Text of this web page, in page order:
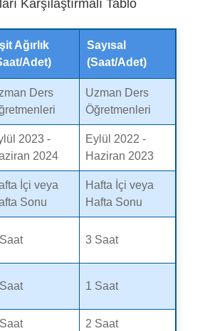
Karşılaştırmalı Tablo
Ağırlık
Adet)
Sayısal
(Saat/Adet)
Ders
Uzman Ders
Öğretmenleri
2023 -
2024
Eylül 2022 -
Haziran 2023
İçi veya
Sonu
Hafta İçi veya
Hafta Sonu
3 Saat
1 Saat
2 Saat